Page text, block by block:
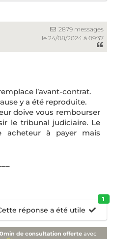
2879 messages
le 24/08/2024 à 09:37
l’avant-contrat.
y a été reproduite.
doive vous rembourser
le tribunal judiciaire. Le
acheteur à payer mais
réponse a été utile
1
de consultation offerte avec